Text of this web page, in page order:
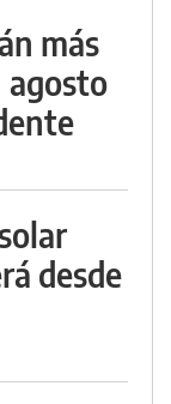
más
agosto
desde